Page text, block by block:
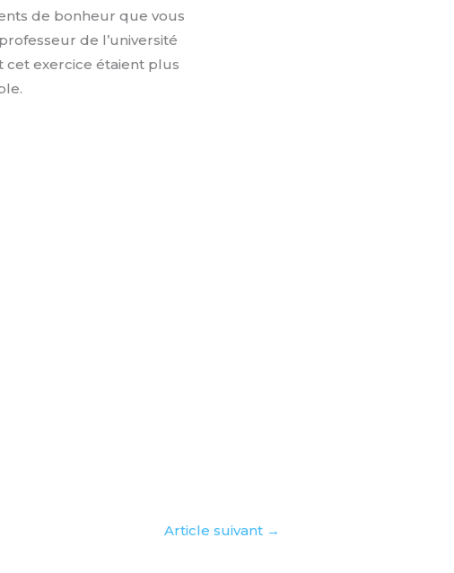
de bonheur que vous
de l’université
exercice étaient plus
Article suivant →